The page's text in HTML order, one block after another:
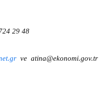
29 48
ve atina@ekonomi.gov.tr